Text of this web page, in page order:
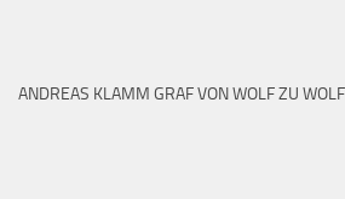
ANDREAS KLAMM GRAF VON WOLF ZU